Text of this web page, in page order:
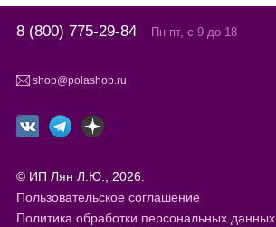
8 (800) 775-29-84 Пн-пт, с 9 до 18
shop@polashop.ru
© ИП Лян Л.Ю., 2026.
Пользовательское соглашение
Политика обработки персональных данных